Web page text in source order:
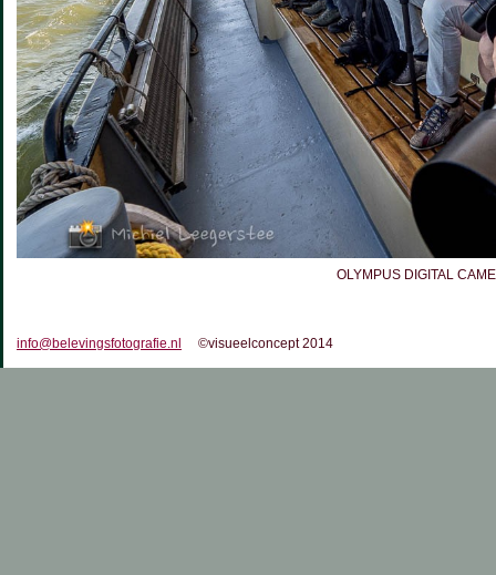
OLYMPUS DIGITAL
info@belevingsfotografie.nl ©visueelconcept 2014